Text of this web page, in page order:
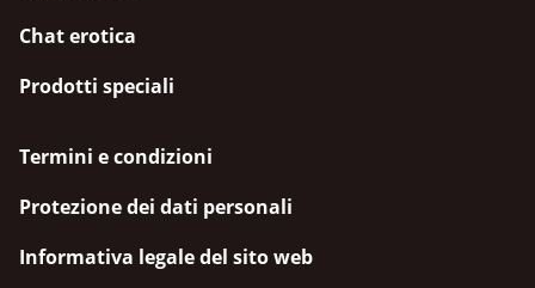
Chat erotica
Prodotti speciali
Termini e condizioni
Protezione dei dati personali
Informativa legale del sito web